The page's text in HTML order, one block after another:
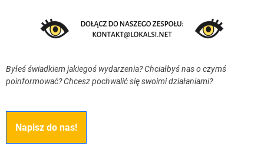
Byłeś świadkiem jakiegoś wydarzenia? Chciałbyś nas o czymś
poinformować? Chcesz pochwalić się swoimi działaniami?
Napisz do nas!